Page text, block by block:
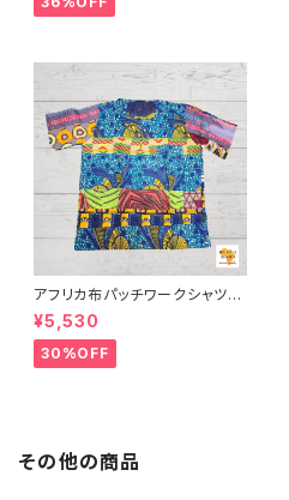
FRICA
アフリカ布パッチワークシャツ
男女兼用 パーニュ キテンゲ ギ
ニア フェアトレード INUWALIA
FRICA patch-s-1
¥5,530
30%OFF
その他の商品